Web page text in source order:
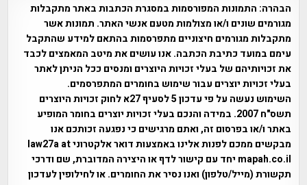
הבהרה: התמונות המפורסמות במסגרת הכתבות באתר מתקבלות
מגורמים שונים ו/או מצולמות מטעם אנשי האתר. תמונות אשר
מתקבלות מגורמים חיצוניים מתפרסמות בהתאם למידע שהתקבל
עימם במועד כתיבת הכתבה. אנו עושים את מיטב המאמצים לכבד
את זכויותיהם של בעלי זכויות היוצרים ומנסים ככל הניתן לאתר
בעלי זכויות יוצרים עבור שימוש בחומרים המתפרסמים.
השימוש נעשה על פי עדכון 5 לסעיף 27א לחוק זכויות היוצרים
תשס"ח 2007. במידה והנכם בעלי זכויות יוצרים בחומר המופיע
באתר ו/או בפרסום זה, ואתם מרגישים כי נפגעה זכותכם אנו
מבקשים ממכם לפנות אלינו באמצעות דואר אלקטרוני law27a at
mapah.co.il יחד עם קישור לדף או היצירה המדוברת, שם ודרכי
תקשורת (מייל/טלפון) ואנו נסיר את החומרים. או לחילופין לעדכון